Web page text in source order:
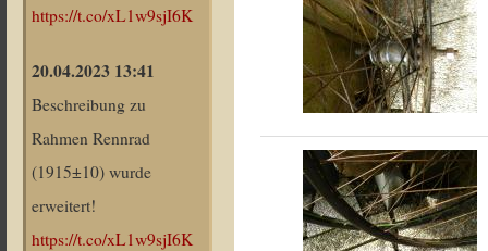
https://t.co/xL1w9sjI6K
20.04.2023 13:41
Beschreibung zu
Rahmen Rennrad
(1915±10) wurde
erweitert!
https://t.co/xL1w9sjI6K